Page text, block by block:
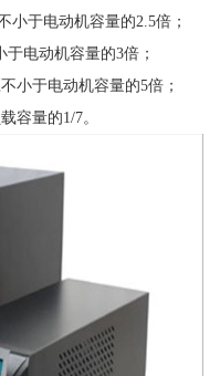
小于电动机容量的2.5倍；
电动机容量的3倍；
小于电动机容量的5倍；
容量的1/7。